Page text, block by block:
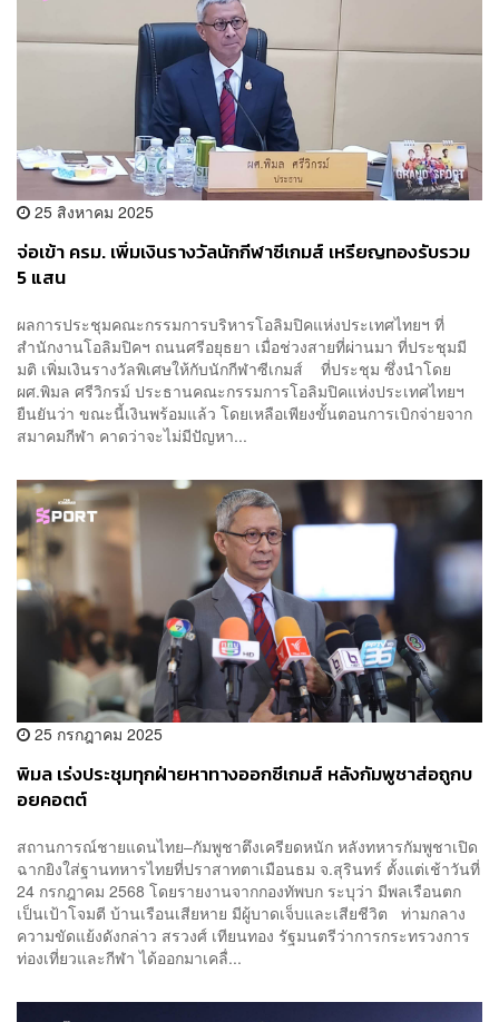
25 สิงหาคม 2025
จ่อเข้า ครม. เพิ่มเงินรางวัลนักกีฬาซีเกมส์ เหรียญทองรับรวม
5 แสน
ผลการประชุมคณะกรรมการบริหารโอลิมปิคแห่งประเทศไทยฯ ที่
สำนักงานโอลิมปิคฯ ถนนศรีอยุธยา เมื่อช่วงสายที่ผ่านมา ที่ประชุมมี
มติ เพิ่มเงินรางวัลพิเศษให้กับนักกีฬาซีเกมส์ ที่ประชุม ซึ่งนำโดย
ผศ.พิมล ศรีวิกรม์ ประธานคณะกรรมการโอลิมปิคแห่งประเทศไทยฯ
ยืนยันว่า ขณะนี้เงินพร้อมแล้ว โดยเหลือเพียงขั้นตอนการเบิกจ่ายจาก
สมาคมกีฬา คาดว่าจะไม่มีปัญหา...
25 กรกฎาคม 2025
พิมล เร่งประชุมทุกฝ่ายหาทางออกซีเกมส์ หลังกัมพูชาส่อถูกบ
อยคอตต์
สถานการณ์ชายแดนไทย–กัมพูชาตึงเครียดหนัก หลังทหารกัมพูชาเปิด
ฉากยิงใส่ฐานทหารไทยที่ปราสาทตาเมือนธม จ.สุรินทร์ ตั้งแต่เช้าวันที่
24 กรกฎาคม 2568 โดยรายงานจากกองทัพบก ระบุว่า มีพลเรือนตก
เป็นเป้าโจมตี บ้านเรือนเสียหาย มีผู้บาดเจ็บและเสียชีวิต ท่ามกลาง
ความขัดแย้งดังกล่าว สรวงศ์ เทียนทอง รัฐมนตรีว่าการกระทรวงการ
ท่องเที่ยวและกีฬา ได้ออกมาเคลื่...